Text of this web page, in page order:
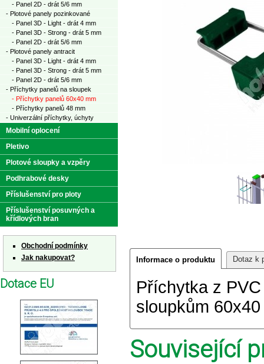
Informace o produktu Dotaz k
Příchytka z
sloupkům
Související
- Panel 2D - drát 5/6 mm
- Plotové panely pozinkované
- Panel 3D - Light - drát 4 mm
- Panel 3D - Strong - drát 5 mm
- Panel 2D - drát 5/6 mm
- Plotové panely antracit
- Panel 3D - Light - drát 4 mm
- Panel 3D - Strong - drát 5 mm
- Panel 2D - drát 5/6 mm
- Příchytky panelů na sloupek
- Příchytky panelů 60x40 mm
- Příchytky panelů 48 mm
- Univerzální příchytky, úchyty
Mobilní oplocení
Pletivo
Plotové sloupky a vzpěry
Podhrabové desky
Příslušenství pro ploty
Příslušenství posuvných a
křídlových bran
Obchodní podmínky
Jak nakupovat?
Dotace EU